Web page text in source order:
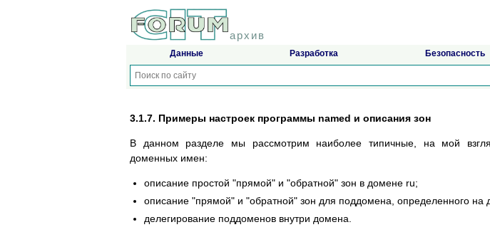
архив
Данные Разработка Безопасность
3.1.7. Примеры настроек программы named и описания зон
В данном разделе мы рассмотрим наиболее типичные, на мой
доменных имен:
описание простой "прямой" и "обратной" зон в домене ru;
описание "прямой" и "обратной" зон для поддомена, определенного на
делегирование поддоменов внутри домена.